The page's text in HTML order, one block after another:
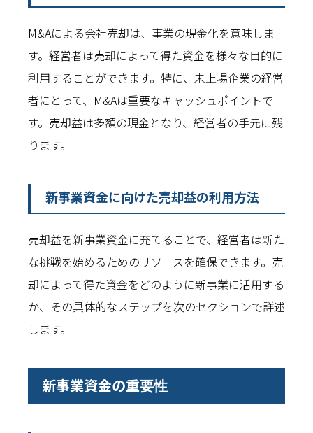
M&Aによる会社売却は、事業の現金化を意味しま
す。経営者は売却によって得た資金を様々な目的に
利用することができます。特に、未上場企業の経営
者にとって、M&Aは重要なキャッシュポイントで
す。売却益は多額の現金となり、経営者の手元に残
ります。
新事業資金に向けた売却益の利用方法
売却益を新事業資金に充てることで、経営者は新た
な挑戦を始めるためのリソースを確保できます。売
却によって得た資金をどのように新事業に活用する
か、その具体的なステップを次のセクションで詳述
します。
新事業資金の重要性